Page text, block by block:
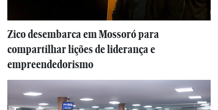
Zico desembarca em Mossoró para
compartilhar lições de liderança e
empreendedorismo